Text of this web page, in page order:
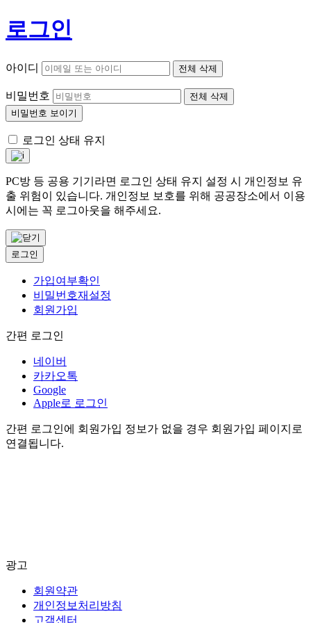
로그인
아이디 전체 삭제
비밀번호
전체 삭제
비밀번호 보이기
로그인 상태 유지
PC방 등 공용 기기라면 로그인 상태 유지 설정 시 개인정보 유
출 위험이 있습니다. 개인정보 보호를 위해 공공장소에서 이용
시에는 꼭 로그아웃을 해주세요.
로그인
가입여부확인
비밀번호재설정
회원가입
간편 로그인
네이버
카카오톡
Google
Apple로 로그인
간편 로그인에 회원가입 정보가 없을 경우 회원가입 페이지로
연결됩니다.
광고
회원약관
개인정보처리방침
고객센터